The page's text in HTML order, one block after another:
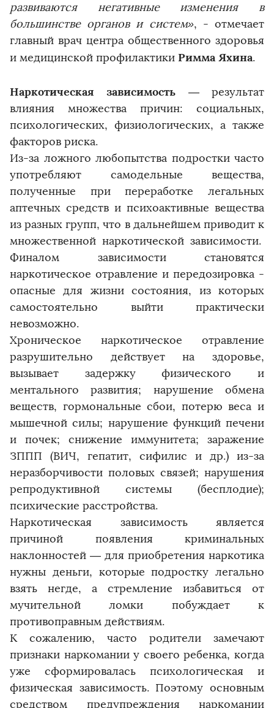
развиваются негативные изменения в
большинстве органов и систем», - отмечает
главный врач центра общественного здоровья
и медицинской профилактики Римма Яхина.
Наркотическая зависимость — результат
влияния множества причин: социальных,
психологических, физиологических, а также
факторов риска.
Из-за ложного любопытства подростки часто
употребляют самодельные вещества,
полученные при переработке легальных
аптечных средств и психоактивные вещества
из разных групп, что в дальнейшем приводит к
множественной наркотической зависимости.
Финалом зависимости становятся
наркотическое отравление и передозировка -
опасные для жизни состояния, из которых
самостоятельно выйти практически
невозможно.
Хроническое наркотическое отравление
разрушительно действует на здоровье,
вызывает задержку физического и
ментального развития; нарушение обмена
веществ, гормональные сбои, потерю веса и
мышечной силы; нарушение функций печени
и почек; снижение иммунитета; заражение
ЗППП (ВИЧ, гепатит, сифилис и др.) из-за
неразборчивости половых связей; нарушения
репродуктивной системы (бесплодие);
психические расстройства.
Наркотическая зависимость является
причиной появления криминальных
наклонностей — для приобретения наркотика
нужны деньги, которые подростку легально
взять негде, а стремление избавиться от
мучительной ломки побуждает к
противоправным действиям.
К сожалению, часто родители замечают
признаки наркомании у своего ребенка, когда
уже сформировалась психологическая и
физическая зависимость. Поэтому основным
средством предупреждения наркомании